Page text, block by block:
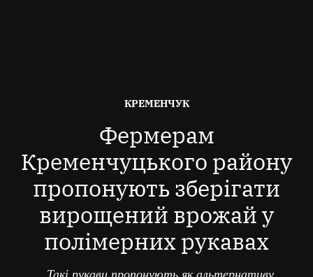
ОПУБЛІКОВАНО
КРЕМЕНЧУК
Фермерам
Кременчуцького району
пропонують зберігати
вирощений врожай у
полімерних рукавах
Такі рукави пропонують як альтернативу